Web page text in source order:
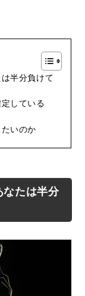
半分負けて
している
いのか
なたは半分